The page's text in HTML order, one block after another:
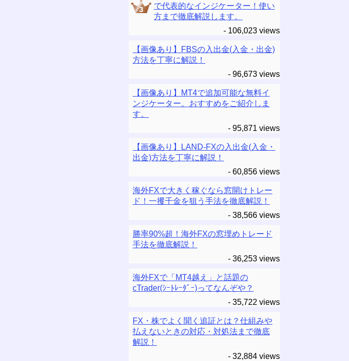
で代表的なインジケーター！使い
方まで徹底解説します。
- 106,023 views
【画像あり】FBSの入出金(入金・出金)
方法を丁寧に解説！
- 96,673 views
【画像あり】MT4で追加可能な無料イ
ンジケーター。おすすめをご紹介しま
す。
- 95,871 views
【画像あり】LAND-FXの入出金(入金・
出金)方法を丁寧に解説！
- 60,856 views
海外FXで大きく稼ぐなら窓開けトレー
ド！一攫千金を狙う手法を徹底解説！
- 38,566 views
勝率90%超！海外FXの窓埋めトレード
手法を徹底解説！
- 36,253 views
海外FXで「MT4越え」と話題の
cTrader(ｼｰﾄﾚｰﾀﾞｰ)ってなんぞや？
- 35,722 views
FX・株でよく聞く追証とは？仕組みや
払えないときの対応・対処法まで徹底
解説！
- 32,884 views